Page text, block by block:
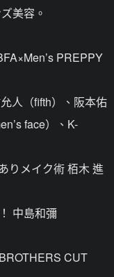
美容。
PREPPY
人（fifth）、阪本佑
face）、K-
りメイク術 栢木 進
中島和彌
CUT